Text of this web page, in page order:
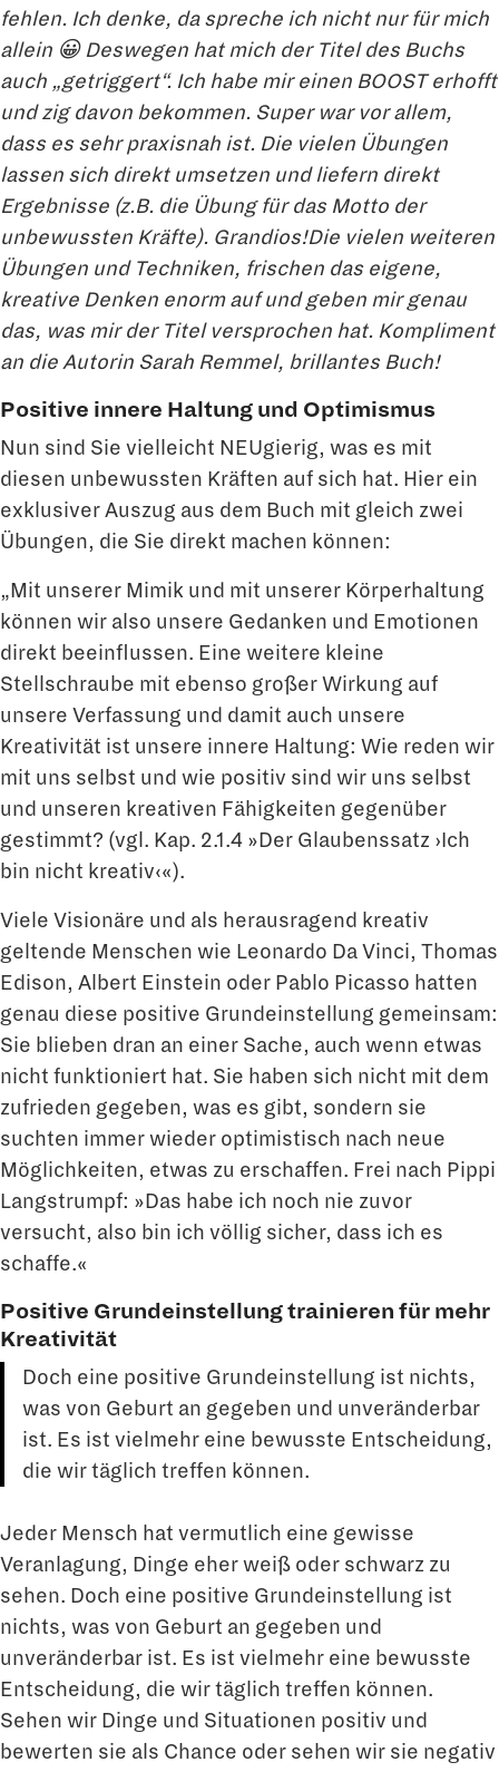
fehlen. Ich denke, da spreche ich nicht nur für mich
allein 😀 Deswegen hat mich der Titel des Buchs
auch „getriggert“. Ich habe mir einen BOOST erhofft
und zig davon bekommen. Super war vor allem,
dass es sehr praxisnah ist. Die vielen Übungen
lassen sich direkt umsetzen und liefern direkt
Ergebnisse (z.B. die Übung für das Motto der
unbewussten Kräfte). Grandios!Die vielen weiteren
Übungen und Techniken, frischen das eigene,
kreative Denken enorm auf und geben mir genau
das, was mir der Titel versprochen hat. Kompliment
an die Autorin Sarah Remmel, brillantes Buch!
Positive innere Haltung und Optimismus
Nun sind Sie vielleicht NEUgierig, was es mit
diesen unbewussten Kräften auf sich hat. Hier ein
exklusiver Auszug aus dem Buch mit gleich zwei
Übungen, die Sie direkt machen können:
„Mit unserer Mimik und mit unserer Körperhaltung
können wir also unsere Gedanken und Emotionen
direkt beeinflussen. Eine weitere kleine
Stellschraube mit ebenso großer Wirkung auf
unsere Verfassung und damit auch unsere
Kreativität ist unsere innere Haltung: Wie reden wir
mit uns selbst und wie positiv sind wir uns selbst
und unseren kreativen Fähigkeiten gegenüber
gestimmt? (vgl. Kap. 2.1.4 »Der Glaubens­satz ›Ich
bin nicht kreativ‹«).
Viele Visionäre und als herausragend kreativ
geltende Menschen wie Leonardo Da Vinci, Thomas
Edison, Albert Einstein oder Pablo Picasso hatten
genau diese positive Grundeinstellung gemeinsam:
Sie blieben dran an einer Sache, auch wenn etwas
nicht funktioniert hat. Sie haben sich nicht mit dem
zufrieden gegeben, was es gibt, sondern sie
suchten immer wieder optimistisch nach neue
Möglichkeiten, etwas zu erschaffen. Frei nach Pippi
Langstrumpf: »Das habe ich noch nie zuvor
versucht, also bin ich völlig sicher, dass ich es
schaffe.«
Positive Grundeinstellung trainieren für mehr
Kreativität
Doch eine positive Grundeinstellung ist nichts,
was von Geburt an gegeben und unveränderbar
ist. Es ist vielmehr eine bewusste Entscheidung,
die wir täglich treffen können.
Jeder Mensch hat vermutlich eine gewisse
Veranlagung, Dinge eher weiß oder schwarz zu
sehen. Doch eine positive Grundeinstellung ist
nichts, was von Geburt an gegeben und
unveränderbar ist. Es ist vielmehr eine bewusste
Entscheidung, die wir täglich treffen können.
Sehen wir Dinge und Situationen positiv und
bewerten sie als Chance oder sehen wir sie negativ